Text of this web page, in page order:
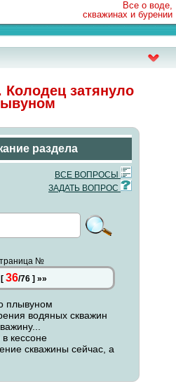
Все о воде,
скважинах и бурении
Колодец затянуло
раздела
ВСЕ ВОПРОСЫ
ЗАДАТЬ ВОПРОС
№
[ 36/76] »»
плывуном
водяных скважин
кессоне
скважины сейчас, а